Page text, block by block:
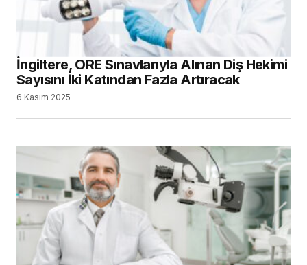
İngiltere, ORE Sınavlarıyla Alınan Diş Hekimi
Sayısını İki Katından Fazla Artıracak
6 Kasım 2025